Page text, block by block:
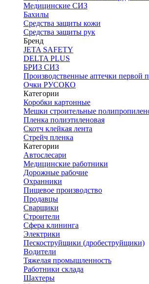
Медицинские СИЗ
Бахилы
Средства защиты кожи
Средства защиты рук
Бренд
JETA SAFETY
DELTA PLUS
БРИЗ СИЗ
Производственные аптечки
Очки РУСОКО
Категории
Коробки картонные
Мешки строительные
Пленка полиэтиленовая
Скотч клейкая лента
Стрейч пленка
Категории
Автослесари
Медицинские работники
Дорожные рабочие
Охранники
Пищевое производство
Продавцы
Сварщики
Строители
Сфера клининга
Электрики
Пескоструйщики (дробеструйщики)
Водители
Тяжелая промышленность
Работники склада
Шахтеры